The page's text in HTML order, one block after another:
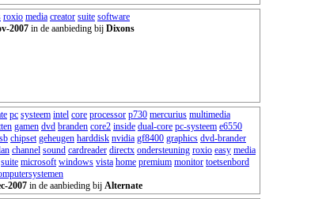
roxio media creator suite software
2007 in de aanbieding bij Dixons
pc systeem intel core processor p730 mercurius multimedia
gamen dvd branden core2 inside dual-core pc-systeem e6550
chipset geheugen harddisk nvidia gf8400 graphics dvd-brander
channel sound cardreader directx ondersteuning roxio easy media
suite microsoft windows vista home premium monitor toetsenbord
2007 in de aanbieding bij Alternate